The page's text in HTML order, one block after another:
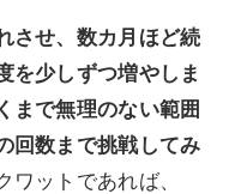
させ、数カ月ほど続
を少しずつ増やしま
まで無理のない範囲
回数まで挑戦してみ
ワットであれば、